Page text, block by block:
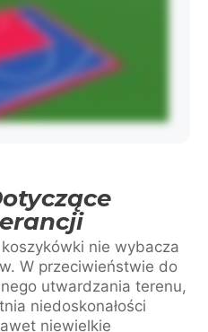
nie wybacza
W przeciwieństwie do
utwardzania terenu,
niedoskonałości
niewielkie